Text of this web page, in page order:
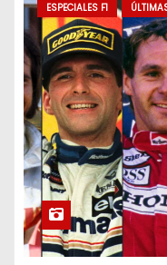
ESPECIALES F1